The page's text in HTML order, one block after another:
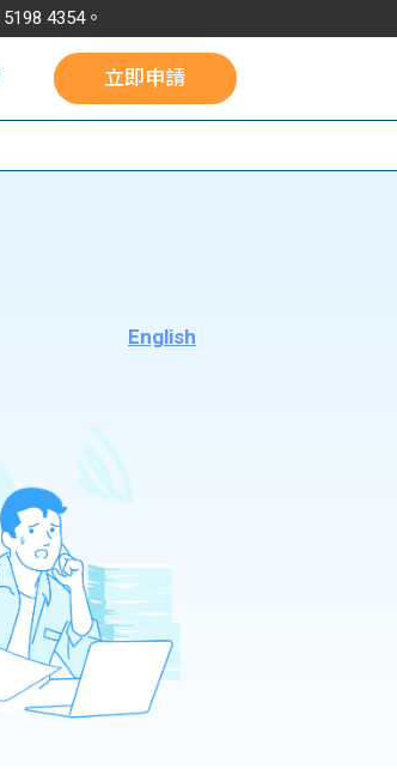
5198 4354。
立即申請
English